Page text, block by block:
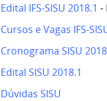
Edital IFS-SISU 2018.1 -
Cursos e Vagas IFS-
Cronograma SISU 2018
Edital SISU 2018.1
Dúvidas SISU